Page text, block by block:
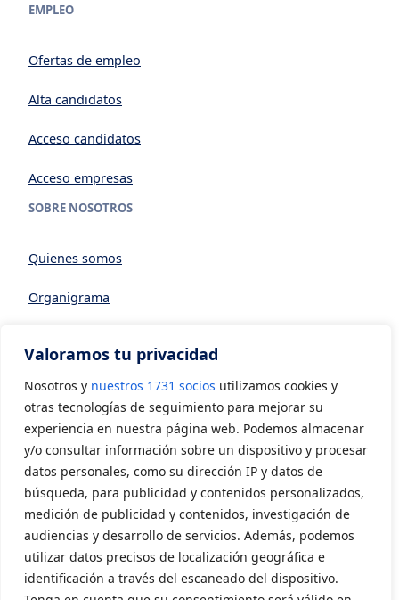
Valoramos tu privacidad
Nosotros y nuestros 1731 socios utilizamos cookies y
otras tecnologías de seguimiento para mejorar su
experiencia en nuestra página web. Podemos almacenar
y/o consultar información sobre un dispositivo y procesar
datos personales, como su dirección IP y datos de
búsqueda, para publicidad y contenidos personalizados,
medición de publicidad y contenidos, investigación de
audiencias y desarrollo de servicios. Además, podemos
utilizar datos precisos de localización geográfica e
identificación a través del escaneado del dispositivo.
EMPLEO
Ofertas de empleo
Alta candidatos
Acceso candidatos
Acceso empresas
SOBRE NOSOTROS
Quienes somos
Organigrama
Asociarse a AVIA
CONTACTO
Contacto
LEGAL
Aviso Legal
Política de privacidad